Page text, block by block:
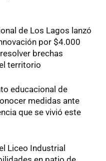
de Los Lagos lanzó
por $4.000
brechas
territorio
educacional de
medidas ante
que se vivió este
Liceo Industrial